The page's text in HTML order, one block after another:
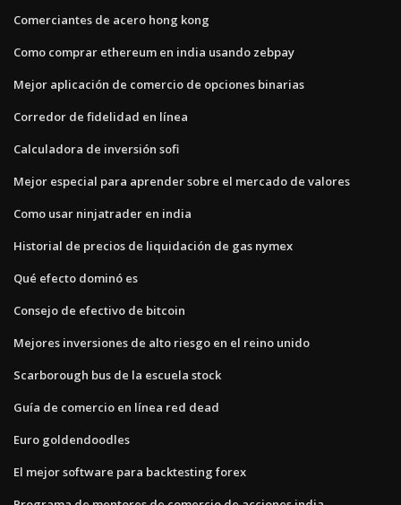
Comerciantes de acero hong kong
Como comprar ethereum en india usando zebpay
Mejor aplicación de comercio de opciones binarias
Corredor de fidelidad en línea
Calculadora de inversión sofi
Mejor especial para aprender sobre el mercado de valores
Como usar ninjatrader en india
Historial de precios de liquidación de gas nymex
Qué efecto dominó es
Consejo de efectivo de bitcoin
Mejores inversiones de alto riesgo en el reino unido
Scarborough bus de la escuela stock
Guía de comercio en línea red dead
Euro goldendoodles
El mejor software para backtesting forex